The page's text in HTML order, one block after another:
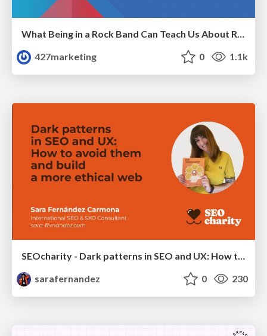
What Being in a Rock Band Can Teach Us About Real World SEO
427marketing
0 1.1k
SEOcharity - Dark patterns in SEO and UX: How to avoid them and build a more ethical web
sarafernandez
0 230